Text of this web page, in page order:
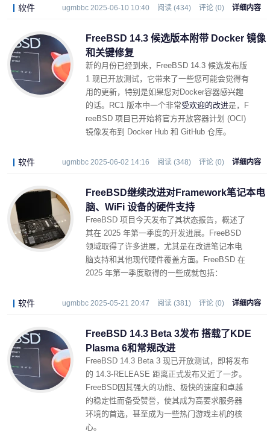
软件 ugmbbc 2025-06-10 10:40 阅读 (434) 评论 (0) 详细内容
FreeBSD 14.3 候选版本附带 Docker 镜像
和关键修复
新的月份已经到来，FreeBSD 14.3 候选发布版
1 现已开放测试，它带来了一些您可能会觉得有
用的更新，特别是如果您对Docker容器感兴趣
的话。RC1 版本中一个非常受欢迎的改进是，F
reeBSD 项目已开始将官方开放容器计划 (OCI)
镜像发布到 Docker Hub 和 GitHub 仓库。
软件 ugmbbc 2025-06-02 14:16 阅读 (348) 评论 (0) 详细内容
FreeBSD继续改进对Framework笔记本电
脑、WiFi 设备的硬件支持
FreeBSD 项目今天发布了其状态报告，概述了
其在 2025 年第一季度的开发进展。FreeBSD
领域取得了许多进展，尤其是在改进笔记本电
脑支持和其他现代硬件覆盖方面。FreeBSD 在
2025 年第一季度取得的一些成就包括：
软件 ugmbbc 2025-05-21 20:47 阅读 (381) 评论 (0) 详细内容
FreeBSD 14.3 Beta 3发布 搭载了KDE
Plasma 6和常规改进
FreeBSD 14.3 Beta 3 现已开放测试，即将发布
的 14.3-RELEASE 距离正式发布又近了一步。
FreeBSD因其强大的功能、极快的速度和卓越
的稳定性而备受赞誉，使其成为高要求服务器
环境的首选，甚至成为一些热门游戏主机的核
心。